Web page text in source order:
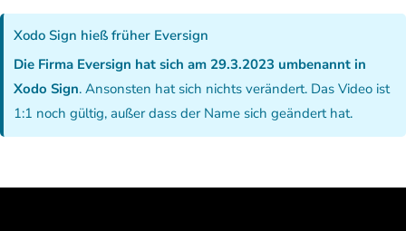
Xodo Sign hieß früher Eversign
Die Firma Eversign hat sich am 29.3.2023 umbenannt in
Xodo Sign. Ansonsten hat sich nichts verändert. Das Video ist
1:1 noch gültig, außer dass der Name sich geändert hat.